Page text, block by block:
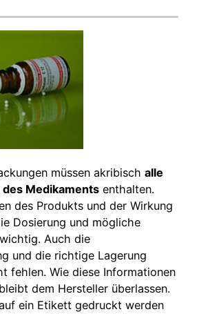
müssen akribischalle
Medikaments enthalten.
des Produkts und der Wirkung
Dosierung und mögliche
Auch die
und die richtige Lagerung
fehlen. Wie diese Informationen
dem Hersteller überlassen.
ein Etikett gedruckt werden